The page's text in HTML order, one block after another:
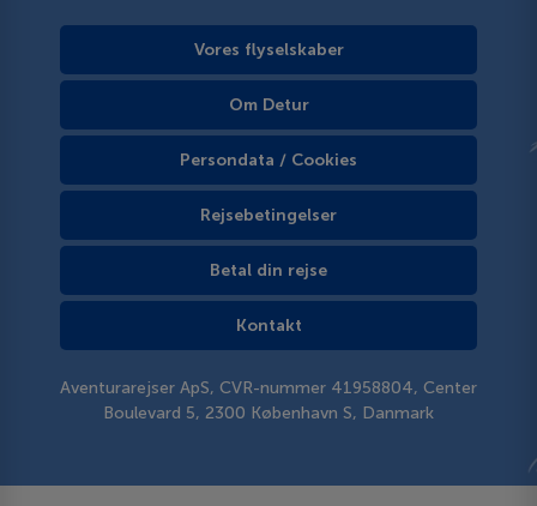
Vores flyselskaber
Om Detur
Persondata / Cookies
Rejsebetingelser
Betal din rejse
Kontakt
Aventurarejser ApS, CVR-nummer 41958804, Center
Boulevard 5, 2300 København S, Danmark